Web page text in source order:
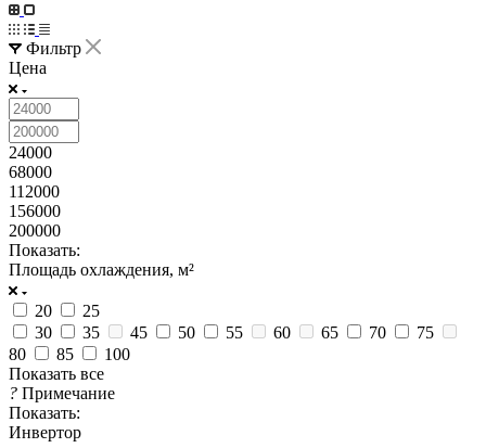
Фильтр
Цена
24000
68000
112000
156000
200000
Показать:
Площадь охлаждения, м²
20
25
30
35 45 50 55 60 65 70
75
80
85
100
Показать все
? Примечание
Показать:
Инвертор